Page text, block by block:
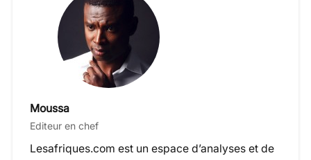
Moussa
Editeur en chef
Lesafriques.com est un espace d’analyses et de